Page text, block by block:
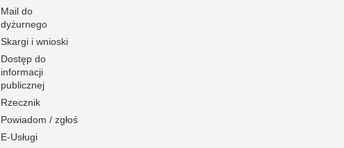
Mail do
dyżurnego
Skargi i wnioski
Dostęp do
informacji
publicznej
Rzecznik
Powiadom / zgłoś
E-Usługi